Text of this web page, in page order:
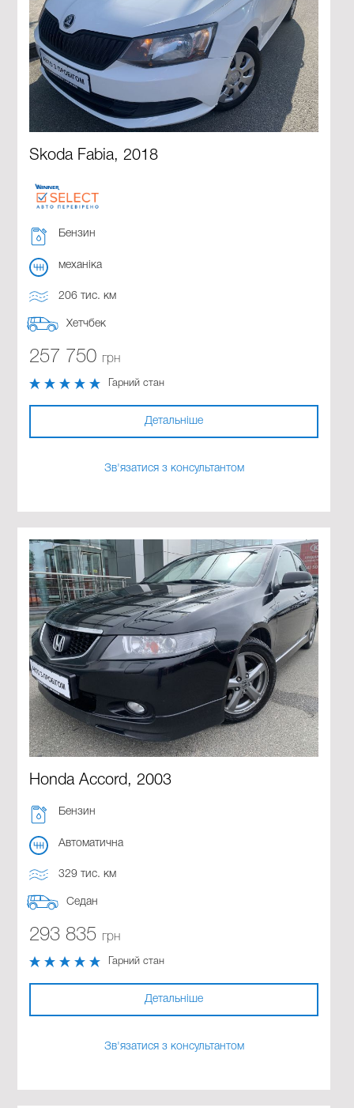
Skoda Fabia, 2018
Бензин
механіка
206 тис. км
Хетчбек
257 750 грн
Гарний стан
Детальніше
Зв'язатися з консультантом
Honda Accord, 2003
Бензин
Автоматична
329 тис. км
Седан
293 835 грн
Гарний стан
Детальніше
Зв'язатися з консультантом